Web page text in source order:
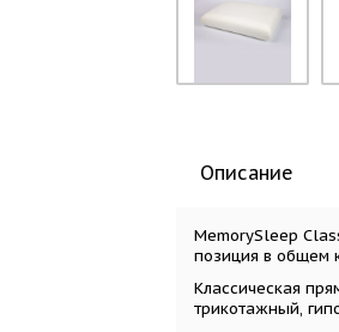
Описание
MemorySleep
позиция в общем
Классическая
трикотажный,